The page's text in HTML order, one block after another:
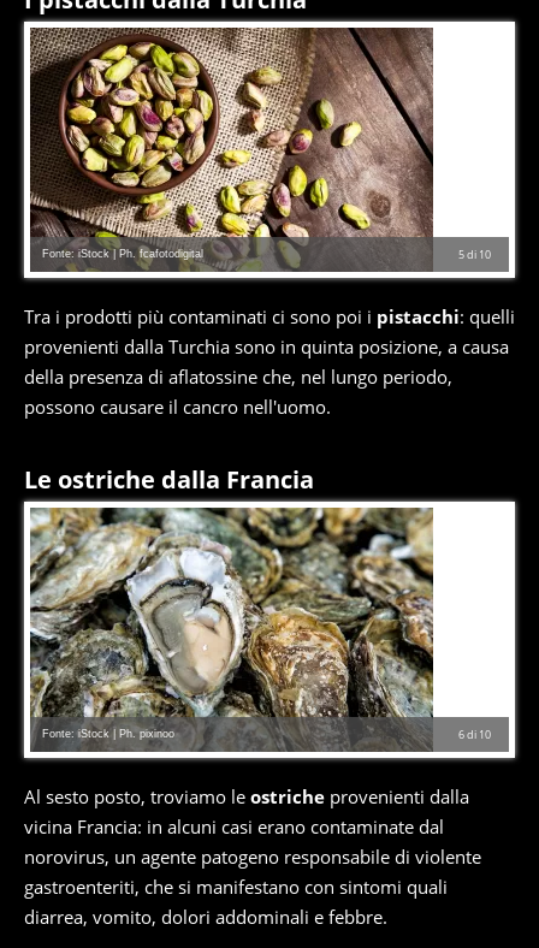
5di 10
Fonte: iStock | Ph. fcafotodigital
Tra i prodotti più contaminati ci sono poi i pistacchi: quelli
provenienti dalla Turchia sono in quinta posizione, a causa
della presenza di aflatossine che, nel lungo periodo,
possono causare il cancro nell'uomo.
Le ostriche dalla Francia
6di 10
Fonte: iStock | Ph. pixinoo
Al sesto posto, troviamo le ostriche provenienti dalla
vicina Francia: in alcuni casi erano contaminate dal
norovirus, un agente patogeno responsabile di violente
gastroenteriti, che si manifestano con sintomi quali
diarrea, vomito, dolori addominali e febbre.